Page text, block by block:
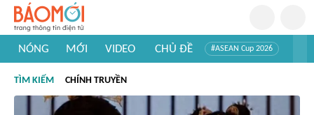
NÓNG MỚI VIDEO CHỦ ĐỀ #ASEAN Cup 2026
#Khám phá thế giới
TÌM KIẾM CHÍNH TRUYỀN